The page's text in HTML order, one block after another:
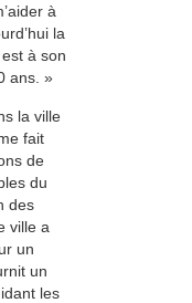
à
la
à son
ans. »
la ville
fait
de
du
des
ville a
un
un
les